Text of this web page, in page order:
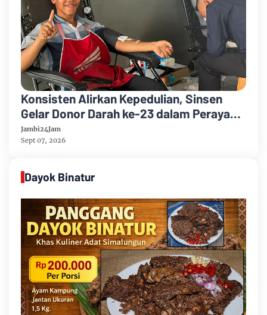
Konsisten Alirkan Kepedulian, Sinsen
Gelar Donor Darah ke-23 dalam Perayaan
Anniversary Sinsen
Jambi24Jam
Sept 07, 2026
Dayok Binatur